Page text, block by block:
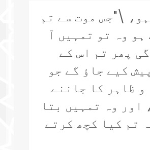
\"جس موت سے تم
ہو وہ تو تمہیں آ
پھر تم اس کے
کیے جاؤ گے جو
و ظاہر کا جاننے
اور وہ تمہیں بتا
تم کیا کچھ کرتے